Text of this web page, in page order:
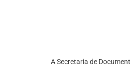
A Secretaria de